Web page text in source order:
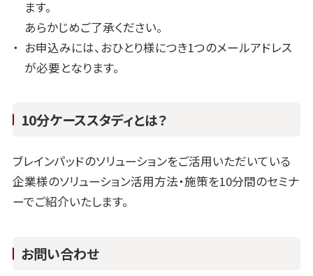
ます。
あらかじめご了承ください。
お申込みには、おひとり様につき1つのメールアドレス
が必要となります。
10分ケーススタディとは？
ブレインパッドのソリューションをご活用いただいている
企業様のソリューション活用方法・施策を10分間のセミナ
ーでご紹介いたします。
お問い合わせ